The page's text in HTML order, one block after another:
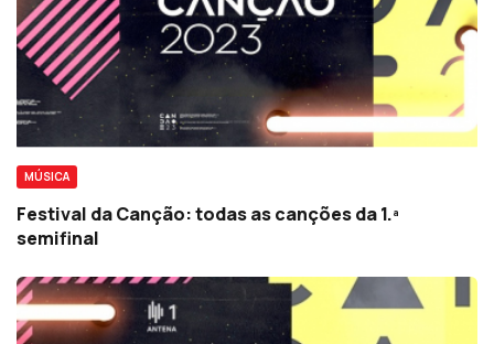
MÚSICA
Festival da Canção: todas as canções da 1.ª
semifinal